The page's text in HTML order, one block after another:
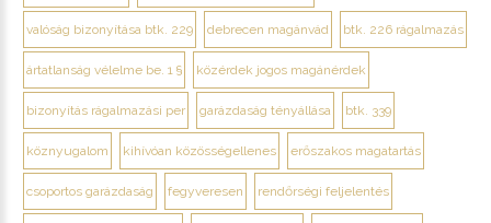
valóság bizonyítása btk. 229 debrecen magánvád btk. 226 rágalmazás
ártatlanság vélelme be. 1 § közérdek jogos magánérdek
bizonyítás rágalmazási per garázdaság tényállása btk. 339
köznyugalom kihívóan közösségellenes erőszakos magatartás
csoportos garázdaság fegyveresen rendőrségi feljelentés